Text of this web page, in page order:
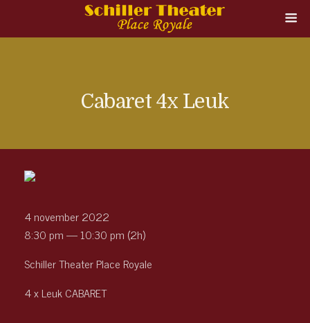
Cabaret 4x Leuk
4 november 2022
8:30 pm — 10:30 pm (2h)
Schiller Theater Place Royale
4 x Leuk CABARET